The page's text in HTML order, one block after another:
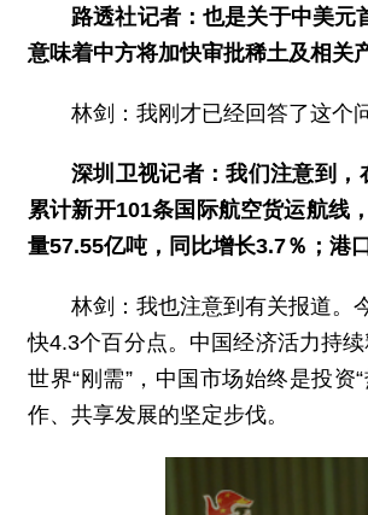
路透社记者：也是关于中美元
意味着中方将加快审批稀土及相关
林剑：我刚才已经回答了这个
深圳卫视记者：我们注意到
累计新开101条国际航空货运航线
量57.55亿吨，同比增长3.7％；港
林剑：我也注意到有关报道。
快4.3个百分点。中国经济活力持
世界“刚需”，中国市场始终是投
作、共享发展的坚定步伐。